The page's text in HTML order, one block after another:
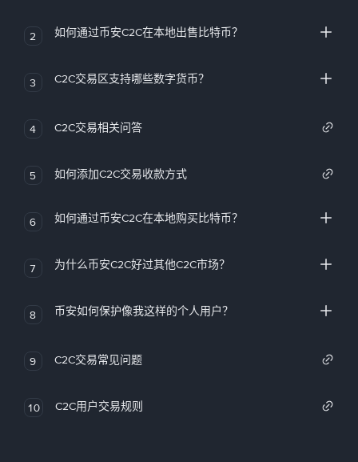
2 如何通过币安C2C在本地出售比特币？
3 C2C交易区支持哪些数字货币？
4 C2C交易相关问答
5 如何添加C2C交易收款方式
6 如何通过币安C2C在本地购买比特币？
7 为什么币安C2C好过其他C2C市场？
8 币安如何保护像我这样的个人用户？
9 C2C交易常见问题
10 C2C用户交易规则